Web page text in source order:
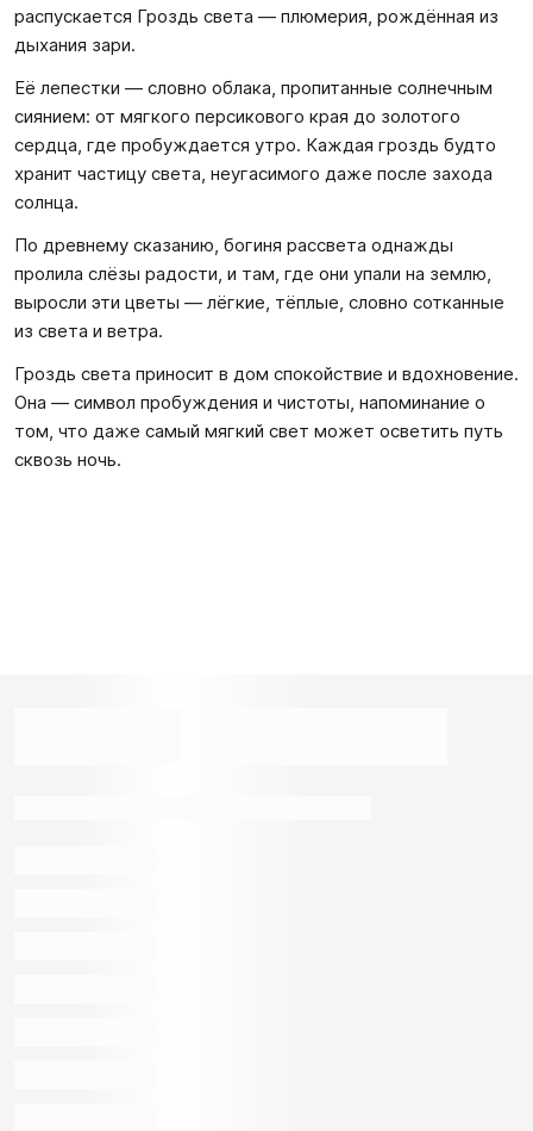
распускается Гроздь света — плюмерия, рождённая из
дыхания зари.
Её лепестки — словно облака, пропитанные солнечным
сиянием: от мягкого персикового края до золотого
сердца, где пробуждается утро. Каждая гроздь будто
хранит частицу света, неугасимого даже после захода
солнца.
По древнему сказанию, богиня рассвета однажды
пролила слёзы радости, и там, где они упали на землю,
выросли эти цветы — лёгкие, тёплые, словно сотканные
из света и ветра.
Гроздь света приносит в дом спокойствие и вдохновение.
Она — символ пробуждения и чистоты, напоминание о
том, что даже самый мягкий свет может осветить путь
сквозь ночь.